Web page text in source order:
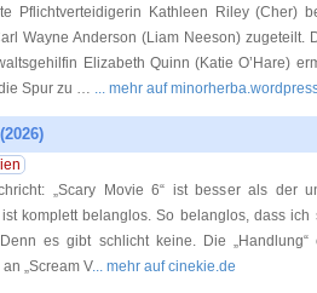
Pflichtverteidigerin Kathleen Riley (Cher)
Wayne Anderson (Liam Neeson) zugeteilt.
Elizabeth Quinn (Katie O’Hare)
Spur zu … ... mehr auf
„Scary Movie 6“ ist besser als der
ist komplett belanglos. So belanglos, dass
es gibt schlicht keine. Die
„Scream V... mehr auf cinekie.de